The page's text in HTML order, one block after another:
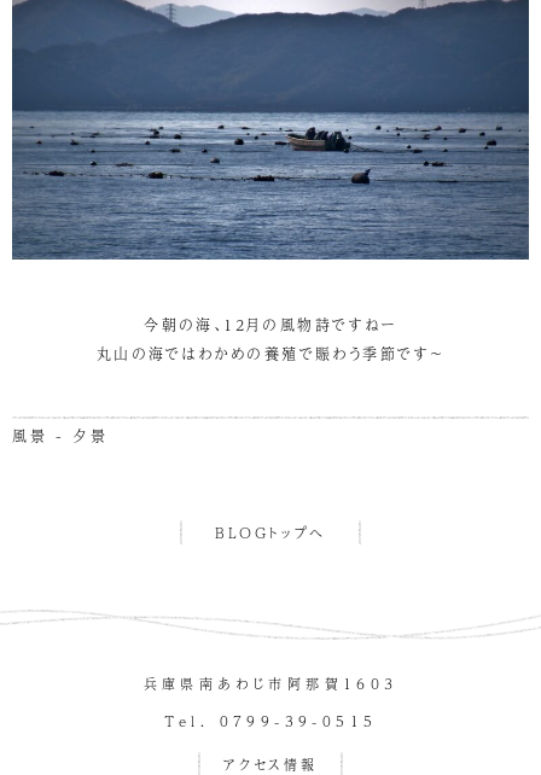
今朝の海、12月の風物詩ですねー
丸山の海ではわかめの養殖で賑わう季節です～
風景 - 夕景
BLOGトップへ
兵庫県南あわじ市阿那賀１６０３
Tel. 0799-39-0515
アクセス情報